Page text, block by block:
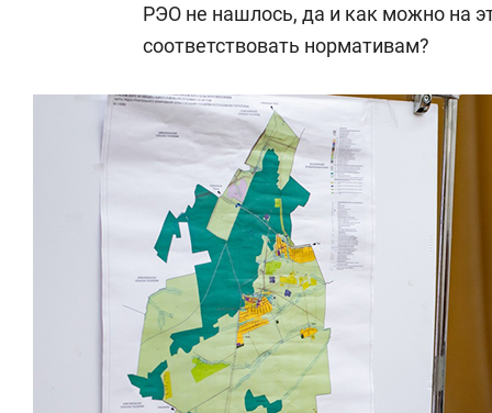
РЭО не нашлось, да и как можно на
соответствовать нормативам?